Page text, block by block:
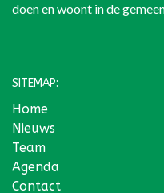
doen en woont in de
SITEMAP:
Home
Nieuws
Team
Agenda
Contact